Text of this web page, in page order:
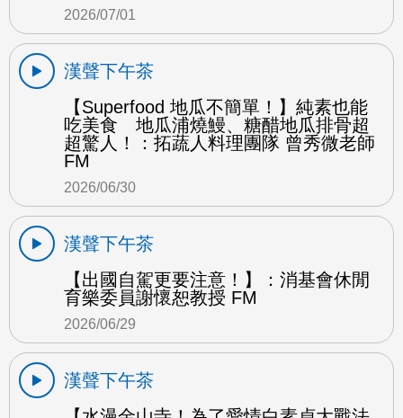
2026/07/01
漢聲下午茶
【Superfood 地瓜不簡單！】純素也能
吃美食 地瓜浦燒鰻、糖醋地瓜排骨超
超驚人！：拓蔬人料理團隊 曾秀微老師
FM
2026/06/30
漢聲下午茶
【出國自駕更要注意！】：消基會休閒
育樂委員謝懷恕教授 FM
2026/06/29
漢聲下午茶